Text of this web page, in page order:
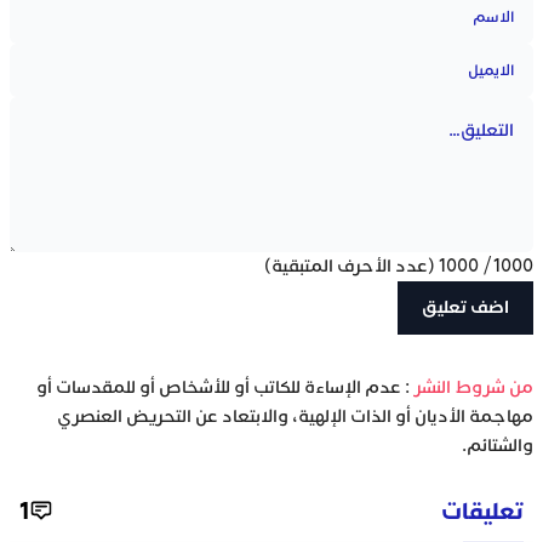
1000
/
1000 (عدد الأحرف المتبقية)
‫من شروط النشر : عدم الإساءة للكاتب أو للأشخاص أو للمقدسات أو
مهاجمة الأديان أو الذات الإلهية، والابتعاد عن التحريض العنصري
والشتائم.
تعليقات 1